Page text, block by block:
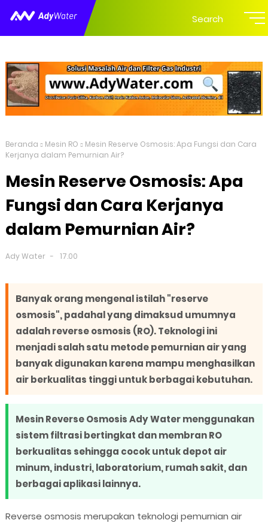
Search
Beranda Mesin RO
Mesin Reserve Osmosis: Apa Fungsi dan Cara
Kerjanya dalam Pemurnian Air?
Mesin Reserve Osmosis: Apa
Fungsi dan Cara Kerjanya
dalam Pemurnian Air?
Ady Water 17.00
Banyak orang mengenal istilah "reserve
osmosis", padahal yang dimaksud umumnya
adalahreverse osmosis (RO). Teknologi ini
menjadi salah satu metode pemurnian air yang
banyak digunakan karena mampu menghasilkan
air berkualitas tinggi untuk berbagai kebutuhan.
Mesin Reverse Osmosis Ady Water menggunakan
sistem filtrasi bertingkat dan membran RO
berkualitas sehingga cocok untuk depot air
minum, industri, laboratorium, rumah sakit, dan
berbagai aplikasi lainnya.
Reverse osmosis merupakan teknologi pemurnian air